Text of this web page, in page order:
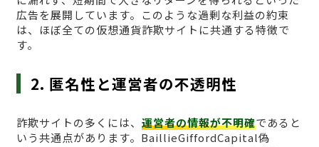
広告を展開しています。このような過剰な利益の約束
は、ほぼ全ての仮想通貨詐欺サイトに共通する特徴で
す。
2. 匿名性と運営者の不透明性
詐欺サイトの多くには、 運営者の情報が不明確であると
いう共通点があります。BaillieGiffordCapital偽